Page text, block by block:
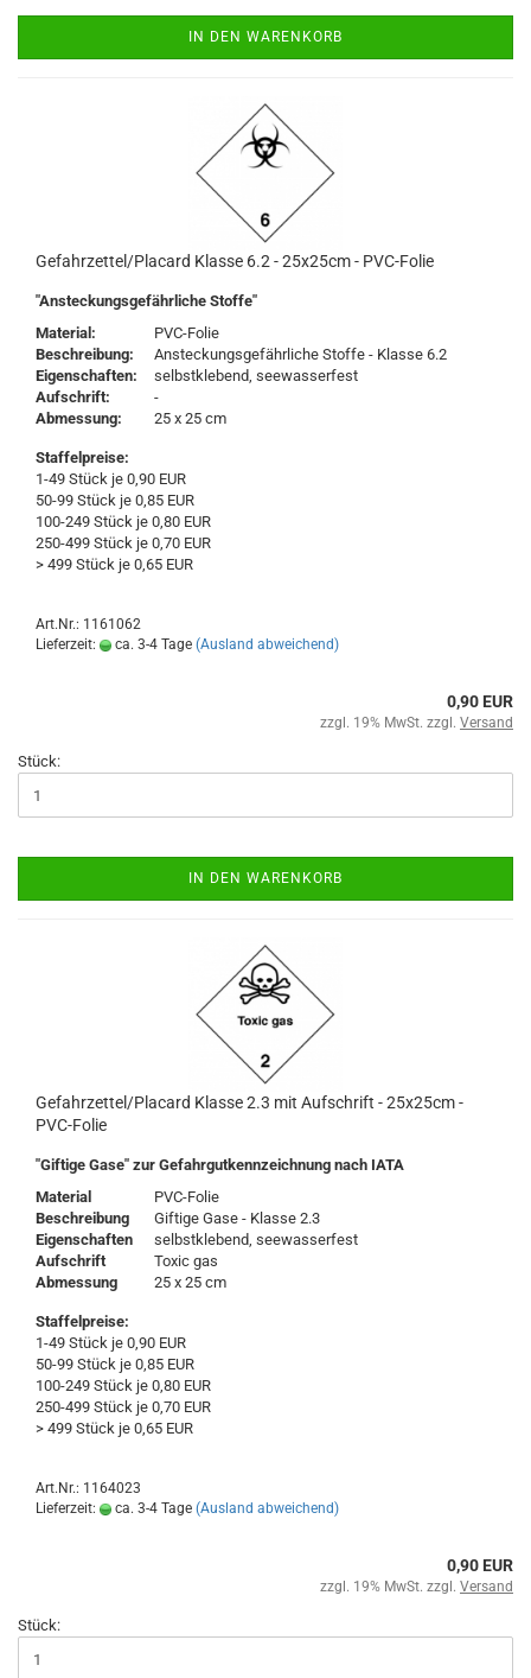
IN DEN WARENKORB
Gefahrzettel/Placard Klasse 6.2 - 25x25cm - PVC-Folie
"Ansteckungsgefährliche Stoffe"
Material:
PVC-Folie
Beschreibung:
Ansteckungsgefährliche Stoffe - Klasse 6.2
Eigenschaften:
selbstklebend, seewasserfest
Aufschrift:
-
Abmessung:
25 x 25 cm
Staffelpreise:
1-49 Stück je 0,90 EUR
50-99 Stück je 0,85 EUR
100-249 Stück je 0,80 EUR
250-499 Stück je 0,70 EUR
> 499 Stück je 0,65 EUR
Art.Nr.: 1161062
Lieferzeit:
ca. 3-4 Tage (Ausland abweichend)
0,90 EUR
zzgl. 19% MwSt. zzgl. Versand
Stück:
IN DEN WARENKORB
Gefahrzettel/Placard Klasse 2.3 mit Aufschrift - 25x25cm -
PVC-Folie
"Giftige Gase" zur Gefahrgutkennzeichnung nach IATA
Material
PVC-Folie
Beschreibung
Giftige Gase - Klasse 2.3
Eigenschaften
selbstklebend, seewasserfest
Aufschrift
Toxic gas
Abmessung
25 x 25 cm
Staffelpreise:
1-49 Stück je 0,90 EUR
50-99 Stück je 0,85 EUR
100-249 Stück je 0,80 EUR
250-499 Stück je 0,70 EUR
> 499 Stück je 0,65 EUR
Art.Nr.: 1164023
Lieferzeit:
ca. 3-4 Tage (Ausland abweichend)
0,90 EUR
zzgl. 19% MwSt. zzgl. Versand
Stück: